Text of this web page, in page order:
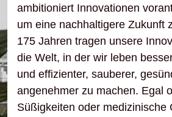
ambitioniert Innovationen
um eine nachhaltigere Zukunft
175 Jahren tragen unsere
die Welt, in der wir leben
und effizienter, sauberer,
angenehmer zu machen. Egal
Süßigkeiten oder medizinische